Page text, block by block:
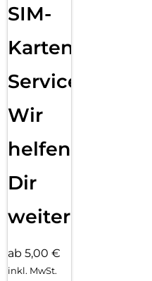
SIM-
Karten
Service:
Wir
helfen
Dir
weiter
ab 5,00 €
inkl. MwSt.